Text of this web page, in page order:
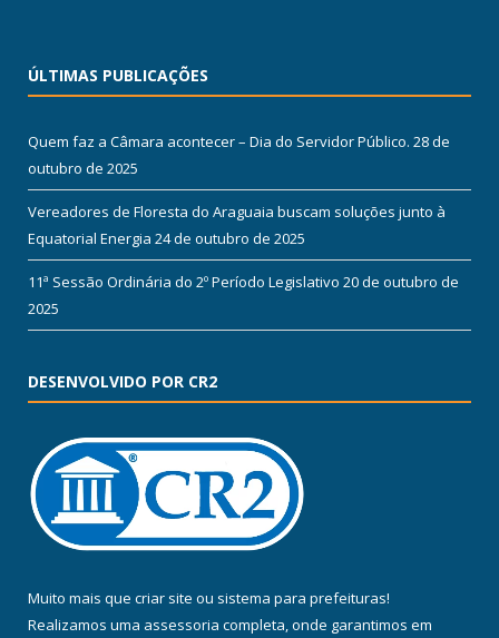
ÚLTIMAS PUBLICAÇÕES
Quem faz a Câmara acontecer – Dia do Servidor Público. 28 de
outubro de 2025
Vereadores de Floresta do Araguaia buscam soluções junto à
Equatorial Energia 24 de outubro de 2025
11ª Sessão Ordinária do 2º Período Legislativo 20 de outubro de
2025
DESENVOLVIDO POR CR2
Muito mais que criar site ou sistema para prefeituras!
Realizamos uma assessoria completa, onde garantimos em